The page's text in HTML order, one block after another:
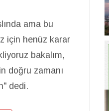
ama bu
için henüz karar
bakalım,
doğru zamanı
dedi.